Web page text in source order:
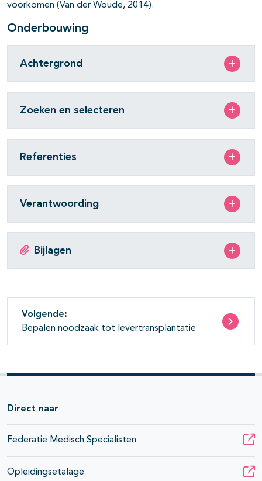
voorkomen (Van der Woude, 2014).
Onderbouwing
Achtergrond
Zoeken en selecteren
Referenties
Verantwoording
Bijlagen
Volgende:
Bepalen noodzaak tot levertransplantatie
Direct naar
Federatie Medisch Specialisten
Opleidingsetalage